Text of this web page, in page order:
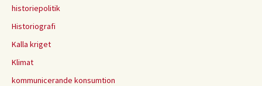
historiepolitik
Historiografi
Kalla kriget
Klimat
kommunicerande konsumtion